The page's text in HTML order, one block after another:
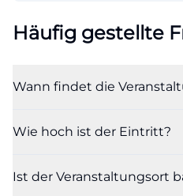
Häufig gestellte
Wann findet die
Wie hoch ist der Eintritt?
Ist der Veranstaltungsort